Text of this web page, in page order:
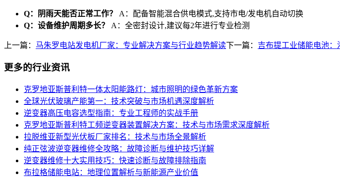
Q：阴雨天能否正常工作？
A：配备智能混合供电模式,支持市电/发电机自动切换
Q：设备维护周期多长？
A：全密封设计,建议每2年进行专业检测
上一篇： 马朱罗电站发电机厂家：专业解决方案与行业趋势解读下一篇： 吉布提工业储能电池
更多的行业资讯
克罗地亚斯普利特一体太阳能路灯：城市照明的绿色革新方案
全球光伏玻璃产能第一：技术突破与市场机遇深度解析
逆变器高压电容选型指南：专业工程师的实战手册
克罗地亚斯普利特工频逆变器装置解决方案：技术与市场需求深度解析
拉脱维亚新型光伏板厂家排名：技术与市场全景解析
纯正弦波逆变器维修全攻略：故障诊断与维护技巧详解
逆变器维修十大实用技巧：快速诊断与故障排除指南
布拉格储能电站：地理位置解析与新能源产业价值